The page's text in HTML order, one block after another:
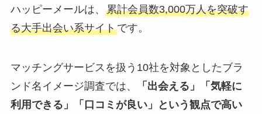
ハッピーメールは、 累計会員数3,000万人を突破す
る大手出会い系サイトです。
マッチングサービスを扱う10社を対象としたブラ
ンド名イメージ調査では、
「出会える」「気軽に
利用できる」「口コミが良い」という観点で高い